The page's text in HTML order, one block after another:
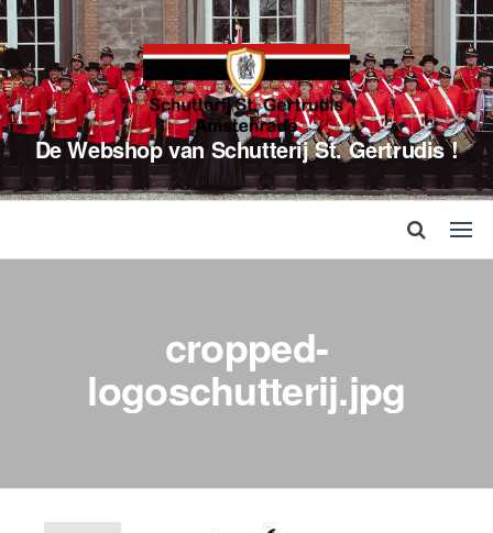
De Webshop van Schutterij St. Gertrudis !
cropped-
logoschutterij.jpg